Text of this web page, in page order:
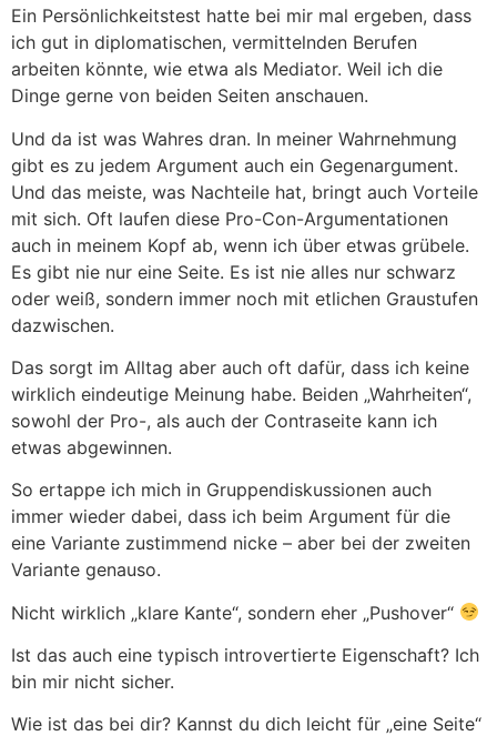
Ein Persönlichkeitstest hatte bei mir mal ergeben, dass
ich gut in diplomatischen, vermittelnden Berufen
arbeiten könnte, wie etwa als Mediator. Weil ich die
Dinge gerne von beiden Seiten anschauen.
Und da ist was Wahres dran. In meiner Wahrnehmung
gibt es zu jedem Argument auch ein Gegenargument.
Und das meiste, was Nachteile hat, bringt auch Vorteile
mit sich. Oft laufen diese Pro-Con-Argumentationen
auch in meinem Kopf ab, wenn ich über etwas grübele.
Es gibt nie nur eine Seite. Es ist nie alles nur schwarz
oder weiß, sondern immer noch mit etlichen Graustufen
dazwischen.
Das sorgt im Alltag aber auch oft dafür, dass ich keine
wirklich eindeutige Meinung habe. Beiden „Wahrheiten“,
sowohl der Pro-, als auch der Contraseite kann ich
etwas abgewinnen.
So ertappe ich mich in Gruppendiskussionen auch
immer wieder dabei, dass ich beim Argument für die
eine Variante zustimmend nicke – aber bei der zweiten
Variante genauso.
Nicht wirklich „klare Kante“, sondern eher „Pushover“
Ist das auch eine typisch introvertierte Eigenschaft? Ich
bin mir nicht sicher.
Wie ist das bei dir? Kannst du dich leicht für „eine Seite“